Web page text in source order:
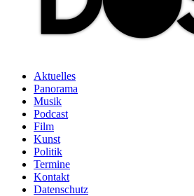
Aktuelles
Panorama
Musik
Podcast
Film
Kunst
Politik
Termine
Kontakt
Datenschutz